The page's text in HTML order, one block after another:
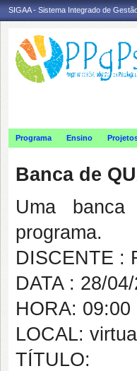
SIGAA - Sistema Integrado de
Programa Ensino
Banca de
Uma banca
programa.
DISCENTE :
DATA : 28/
HORA: 09:00
LOCAL:
TÍTULO: